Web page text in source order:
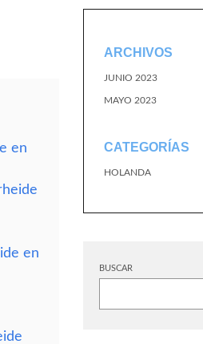
en
en
ARCHIVOS
JUNIO 2023
MAYO 2023
CATEGORÍAS
HOLANDA
BUSCAR